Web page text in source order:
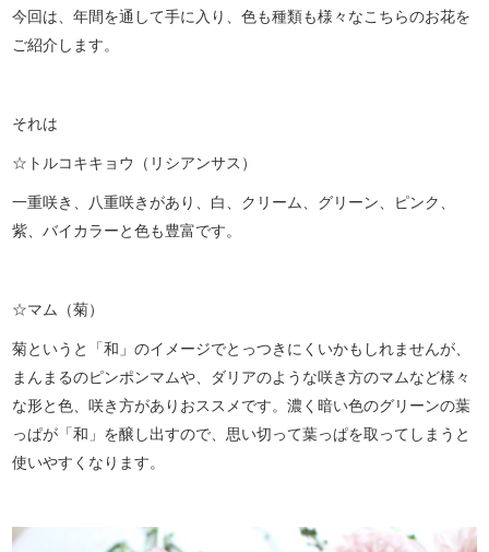
今回は、年間を通して手に入り、色も種類も様々なこちらのお花を
ご紹介します。
それは
☆トルコキキョウ（リシアンサス）
一重咲き、八重咲きがあり、白、クリーム、グリーン、ピンク、
紫、バイカラーと色も豊富です。
☆マム（菊）
菊というと「和」のイメージでとっつきにくいかもしれませんが、
まんまるのピンポンマムや、ダリアのような咲き方のマムなど様々
な形と色、咲き方がありおススメです。濃く暗い色のグリーンの葉
っぱが「和」を醸し出すので、思い切って葉っぱを取ってしまうと
使いやすくなります。